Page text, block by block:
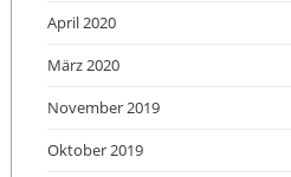
April 2020
März 2020
November 2019
Oktober 2019